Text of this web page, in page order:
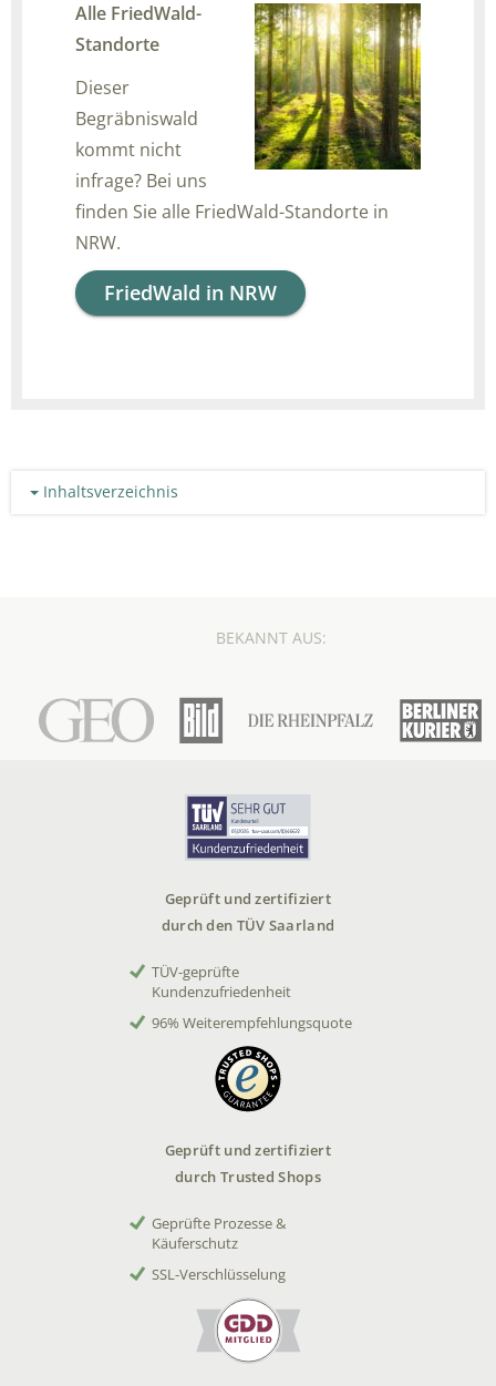
Alle FriedWald-
Standorte
Dieser
Begräbniswald
kommt nicht
infrage? Bei uns
finden Sie alle FriedWald-Standorte in
NRW.
FriedWald in NRW
Inhaltsverzeichnis
BEKANNT AUS:
Geprüft und zertifiziert
durch den TÜV Saarland
TÜV-geprüfte
Kundenzufriedenheit
96% Weiterempfehlungsquote
Geprüft und zertifiziert
durch Trusted Shops
Geprüfte Prozesse &
Käuferschutz
SSL-Verschlüsselung